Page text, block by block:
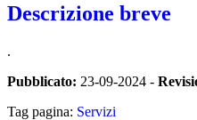
Descrizione breve
.
Pubblicato: 23-09-2024 -
Tag pagina: Servizi